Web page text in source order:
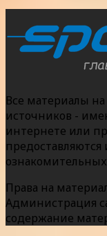
Все материалы
источников -
интернете или
Права на
Администрация
содержание